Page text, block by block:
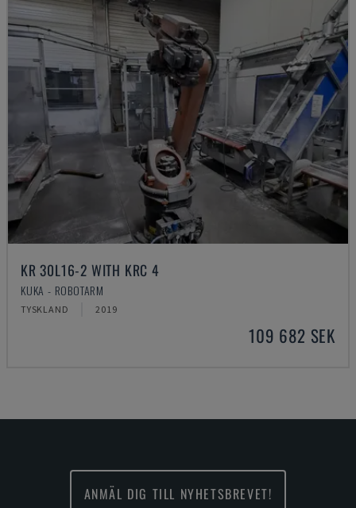
KR 30L16-2 WITH KRC 4
KUKA - ROBOTARM
TYSKLAND 2019
109 682 SEK
ANMÄL DIG TILL NYHETSBREVET!